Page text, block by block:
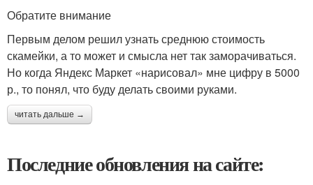
Обратите внимание
Первым делом решил узнать среднюю стоимость
скамейки, а то может и смысла нет так заморачиваться.
Но когда Яндекс Маркет «нарисовал» мне цифру в 5000
р., то понял, что буду делать своими руками.
читать дальше →
Последние обновления на сайте: